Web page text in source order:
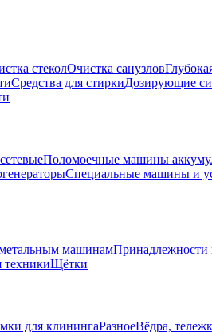
стеколОчистка санузлов
Средства для стиркиДозирующие
Поломоечные машины
Специальные машины и
машинамПринадлежности
техникиЩётки
для клинингаРазноеВёдра,